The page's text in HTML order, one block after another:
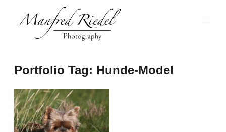
Inhalt
Manfred
Riedel
Portfolio Tag: Hunde-Model